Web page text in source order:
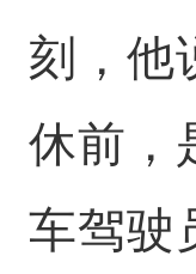
刻，他
休前，
车驾驶